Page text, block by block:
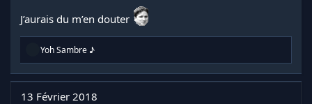
J’aurais du m’en douter
R
a
c
t
Yoh Sambre ♪
13 Février 2018